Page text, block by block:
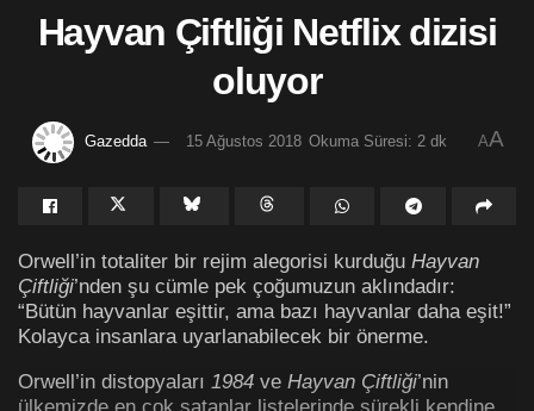
Hayvan Çiftliği Netflix dizisi
oluyor
Gazedda 15 Ağustos 2018 Okuma Süresi: 2 dk AA
Orwell’in totaliter bir rejim alegorisi kurduğu Hayvan
Çiftliği’nden şu cümle pek çoğumuzun aklındadır:
“Bütün hayvanlar eşittir, ama bazı hayvanlar daha eşit!”
Kolayca insanlara uyarlanabilecek bir önerme.
Orwell’in distopyaları 1984 ve Hayvan Çiftliği’nin